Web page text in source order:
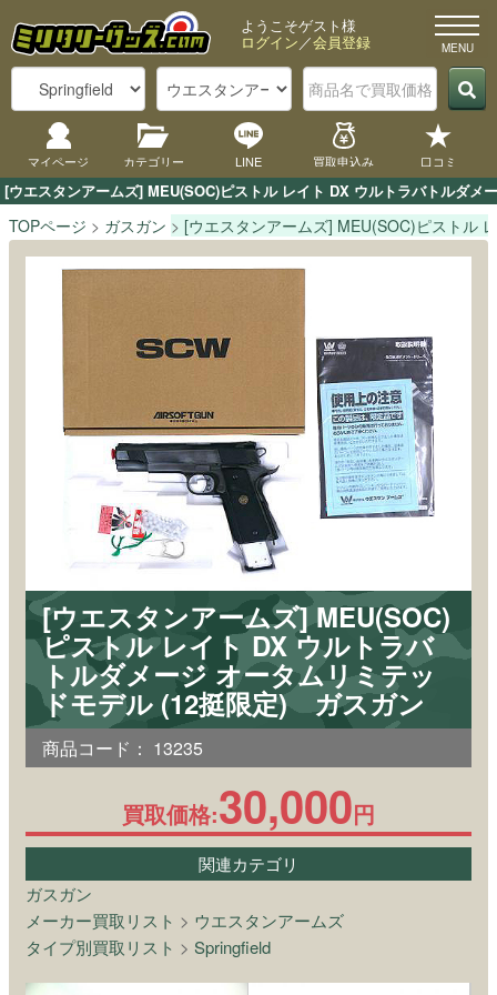
[ウエスタンアームズ] MEU(SOC)ピストル レイト DX ウルトラバトルダ
ようこそゲスト様
ログイン／会員登録
マイページ カテゴリー LINE 買取申込み 口コミ
TOPページ ガスガン [ウエスタンアームズ] MEU(SOC)ピストル
[ウエスタンアームズ] MEU(SOC)
ピストル レイト DX ウルトラバ
トルダメージ オータムリミテッ
ドモデル (12挺限定) ガスガン
商品コード： 13235
買取価格:30,000円
関連カテゴリ
ガスガン
メーカー買取リスト > ウエスタンアームズ
タイプ別買取リスト > Springfield